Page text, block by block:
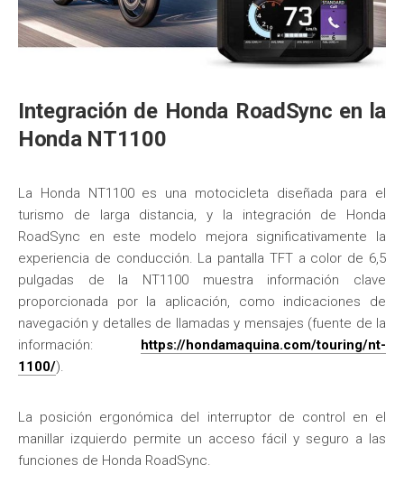
Integración de Honda RoadSync en la
Honda NT1100
La Honda NT1100 es una motocicleta diseñada para el
turismo de larga distancia, y la integración de Honda
RoadSync en este modelo mejora significativamente la
experiencia de conducción. La pantalla TFT a color de 6,5
pulgadas de la NT1100 muestra información clave
proporcionada por la aplicación, como indicaciones de
navegación y detalles de llamadas y mensajes (fuente de la
información: https://hondamaquina.com/touring/nt-
1100/).
La posición ergonómica del interruptor de control en el
manillar izquierdo permite un acceso fácil y seguro a las
funciones de Honda RoadSync.